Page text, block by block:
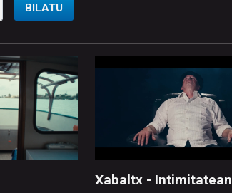
BILATU
Xabaltx - Intimitatean